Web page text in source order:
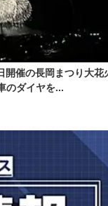
開催の長岡まつり大花
のダイヤを...